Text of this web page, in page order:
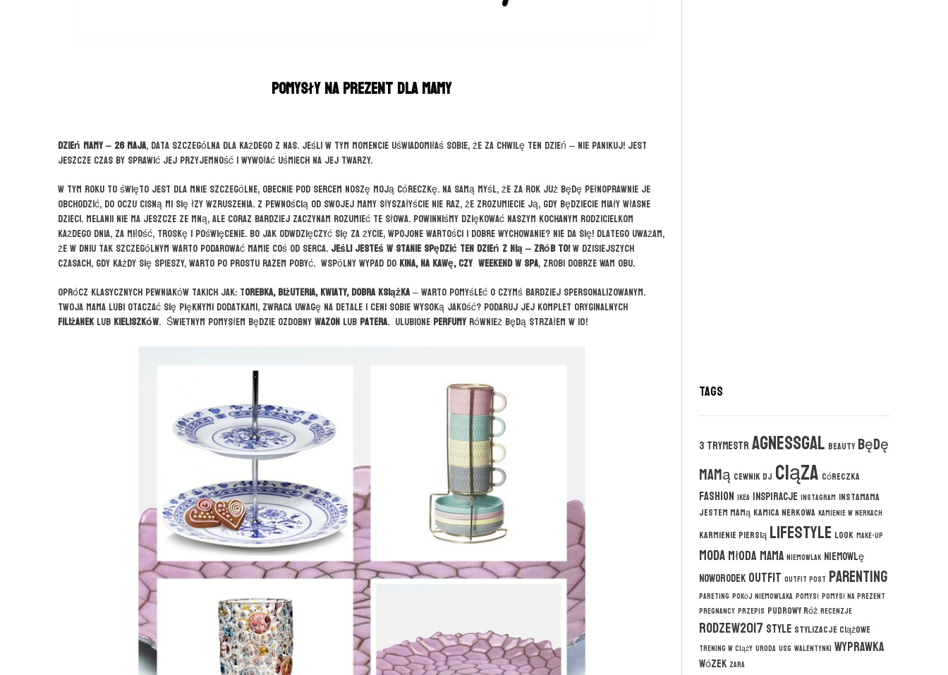
Pomysły na prezent dla mamy
Dzień Mamy – 26 maja, data szczególna dla każdego z nas. Jeśli w tym momencie uświadomiłaś sobie, że za chwilę ten dzień – nie panikuj! Jest
jeszcze czas by sprawić jej przyjemność i wywołać uśmiech na jej twarzy.
W tym roku to święto jest dla mnie szczególne, obecnie pod sercem noszę moją córeczkę. Na samą myśl, że za rok już będę pełnoprawnie je
obchodzić, do oczu cisną mi się łzy wzruszenia. Z pewnością od swojej mamy słyszałyście nie raz, że zrozumiecie ją, gdy będziecie miały własne
dzieci. Melanii nie ma jeszcze ze mną, ale coraz bardziej zaczynam rozumieć te słowa. Powinniśmy dziękować naszym kochanym rodzicielkom
każdego dnia, za miłość, troskę i poświęcenie. Bo jak odwdzięczyć się za życie, wpojone wartości i dobre wychowanie? Nie da się! Dlatego uważam,
że w dniu tak szczególnym warto podarować mamie coś od serca. Jeśli jesteś w stanie spędzić ten dzień z nią – zrób to!W dzisiejszych
czasach, gdy każdy się spieszy, warto po prostu razem pobyć. Wspólny wypad do kina, na kawę, czy weekend w spa, zrobi dobrze Wam obu.
Oprócz klasycznych pewniaków takich jak: torebka, biżuteria, kwiaty, dobra książka–warto pomyśleć o czymś bardziej spersonalizowanym.
Twoja mama lubi otaczać się pięknymi dodatkami, zwraca uwagę na detale i ceni sobie wysoką jakość? Podaruj jej komplet oryginalnych
filiżaneklub kieliszków. Świetnym pomysłem będzie ozdobnywazon lub patera. Ulubione perfumy również będą strzałem w 10!
Tags
3 trymestragnessgal beauty będę
mamą cewnik DJ ciąza córeczka
fashion ikea inspiracje instagram instamama
jestem mamą kamica nerkowa kamienie w nerkach
karmienie piersią lifestyle look make-up
modamłoda mama niemowlak niemowlę
noworodek outfit outfit post parenting
pareting pokój niemowlaka pomysł pomysł na prezent
pregnancy przepis pudrowy róż recenzje
rodzew2017 style stylizacje ciążowe
trening w ciąży uroda usg walentynki wyprawka
wózek zara